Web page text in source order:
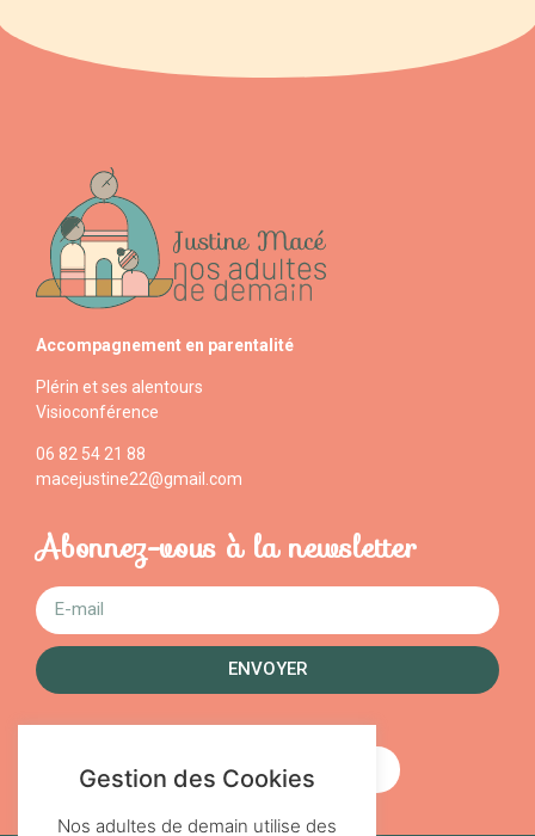
Accompagnement en parentalité
Plérin et ses alentours
Visioconférence
06 82 54 21 88
macejustine22@gmail.com
Abonnez-vous à la newsletter
ENVOYER
PRENDRE RENDEZ-VOUS
Gestion des Cookies
Nos adultes de demain utilise des